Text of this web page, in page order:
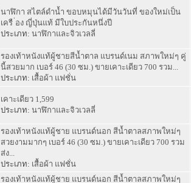
นาฬิกา สไตล์ดำน้ำ ขอบหมุนได้มีวันวันที่ ของใหม่เป็น
เครื ่อง ญี่ปุ่นแท้ มีใบประกันหนึ่งปี
ประเภท: นาฬิกาและจิวเวลลี่
รองเท้าหนังแท้ผู้ชายสีน้ำตาล แบรนด์เนม สภาพใหม่ๆ คู่
นี้สวยมาก เบอร์ 46 (30 ซม.) ขายเคาะเดียว 700 รวม...
ประเภท: เสื้อผ้า แฟชั่น
เคาะเดียว 1,599
ประเภท: นาฬิกาและจิวเวลลี่
รองเท้าหนังแท้ผู้ชาย แบรนด์นอก สีน้ำตาลสภาพใหม่ๆ
สวยงามมากๆ เบอร์ 46 (30 ซม.) ขายเคาะเดียว 700 รวม
ส่ง...
ประเภท: เสื้อผ้า แฟชั่น
รองเท้าหนังแท้ผู้ชาย แบรนด์นอก สีน้ำตาลสภาพใหม่ๆ